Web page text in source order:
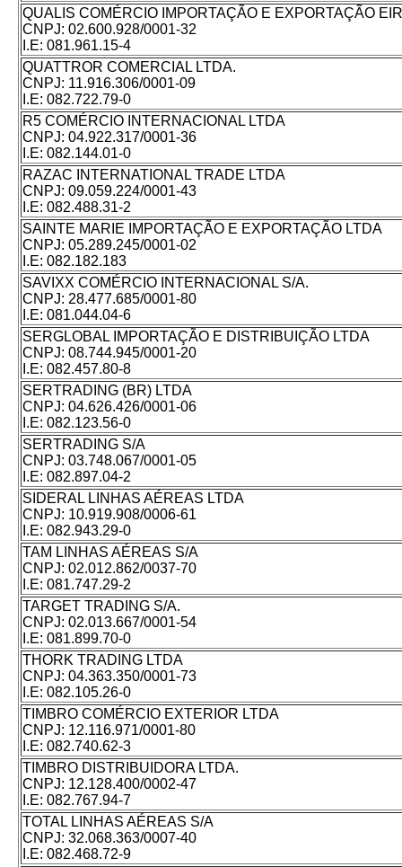
QUALIS COMÉRCIO IMPORTAÇÃO E EXPORTAÇÃO
CNPJ: 02.600.928/0001-32
I.E: 081.961.15-4
QUATTROR COMERCIAL LTDA.
CNPJ: 11.916.306/0001-09
I.E: 082.722.79-0
R5 COMÉRCIO INTERNACIONAL LTDA
CNPJ: 04.922.317/0001-36
I.E: 082.144.01-0
RAZAC INTERNATIONAL TRADE LTDA
CNPJ: 09.059.224/0001-43
I.E: 082.488.31-2
SAINTE MARIE IMPORTAÇÃO E EXPORTAÇÃO LTDA
CNPJ: 05.289.245/0001-02
I.E: 082.182.183
SAVIXX COMÉRCIO INTERNACIONAL S/A.
CNPJ: 28.477.685/0001-80
I.E: 081.044.04-6
SERGLOBAL IMPORTAÇÃO E DISTRIBUIÇÃO LTDA
CNPJ: 08.744.945/0001-20
I.E: 082.457.80-8
SERTRADING (BR) LTDA
CNPJ: 04.626.426/0001-06
I.E: 082.123.56-0
SERTRADING S/A
CNPJ: 03.748.067/0001-05
I.E: 082.897.04-2
SIDERAL LINHAS AÉREAS LTDA
CNPJ: 10.919.908/0006-61
I.E: 082.943.29-0
TAM LINHAS AÉREAS S/A
CNPJ: 02.012.862/0037-70
I.E: 081.747.29-2
TARGET TRADING S/A.
CNPJ: 02.013.667/0001-54
I.E: 081.899.70-0
THORK TRADING LTDA
CNPJ: 04.363.350/0001-73
I.E: 082.105.26-0
TIMBRO COMÉRCIO EXTERIOR LTDA
CNPJ: 12.116.971/0001-80
I.E: 082.740.62-3
TIMBRO DISTRIBUIDORA LTDA.
CNPJ: 12.128.400/0002-47
I.E: 082.767.94-7
TOTAL LINHAS AÉREAS S/A
CNPJ: 32.068.363/0007-40
I.E: 082.468.72-9